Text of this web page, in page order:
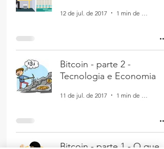
12 de jul. de 2017
Bitcoin - parte 2 -
Tecnologia e Economia
11 de jul. de 2017
Bitcoin - parte 1 - O que